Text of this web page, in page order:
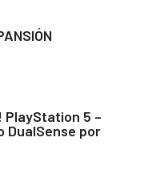
PlayStation 5 –
DualSense por